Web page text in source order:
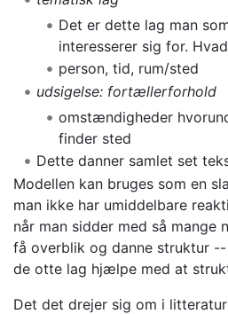
Det er dette lag man
interesserer sig for.
person, tid, rum/sted
udsigelse: fortællerforhold
omstændigheder
finder sted
Dette danner samlet set
Modellen kan bruges som en
man ikke har umiddelbare
når man sidder med så mange
få overblik og danne struktur
de otte lag hjælpe med at
Det det drejer sig om i